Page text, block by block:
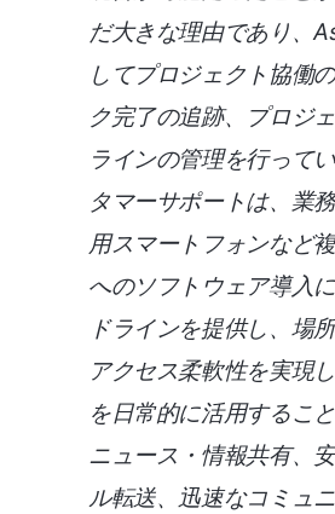
だ大きな理由であり、
してプロジェクト協働
ク完了の追跡、プロジ
ラインの管理を行って
タマーサポートは、業
用スマートフォンなど
へのソフトウェア導入
ドラインを提供し、場
アクセス柔軟性を実現
を日常的に活用するこ
ニュース・情報共有、
ル転送、迅速なコミュ